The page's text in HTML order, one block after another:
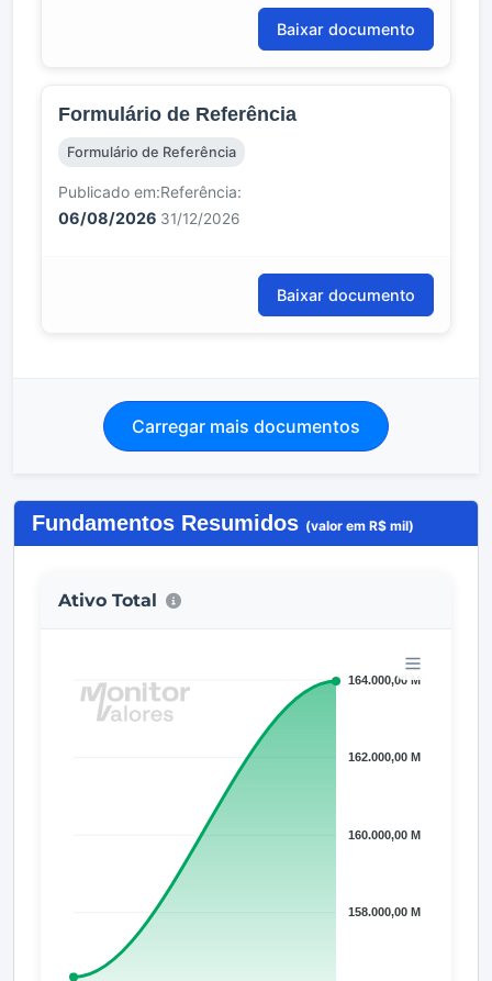
Baixar documento
Formulário de Referência
Formulário de Referência
Publicado em:
06/08/2026
Referência:
31/12/2026
Baixar documento
Carregar mais documentos
Fundamentos Resumidos (valor em R$ mil)